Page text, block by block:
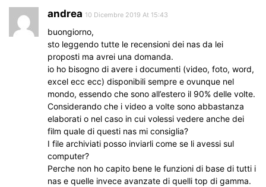
andrea 10 Dicembre 2019 At 15:43
buongiorno,
sto leggendo tutte le recensioni dei nas da lei
proposti ma avrei una domanda.
io ho bisogno di avere i documenti (video, foto, word,
excel ecc ecc) disponibili sempre e ovunque nel
mondo, essendo che sono all’estero il 90% delle volte.
Considerando che i video a volte sono abbastanza
elaborati o nel caso in cui volessi vedere anche dei
film quale di questi nas mi consiglia?
I file archiviati posso inviarli come se li avessi sul
computer?
Perche non ho capito bene le funzioni di base di tutti i
nas e quelle invece avanzate di quelli top di gamma.